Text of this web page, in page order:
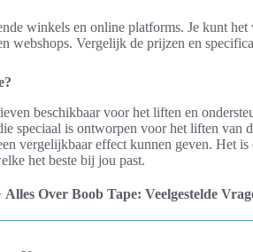
winkels en online platforms. Je kunt
webshops. Vergelijk de prijzen en
beschikbaar voor het liften en
speciaal is ontworpen voor het liften van
vergelijkbaar effect kunnen geven. Het
het beste bij jou past.
Alles Over Boob Tape: Veelgestelde